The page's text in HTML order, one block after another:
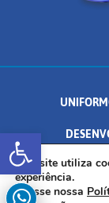
Abrir a
AV. DR. ARNALDO
Este site utiliza
experiência.
Acesse nossa